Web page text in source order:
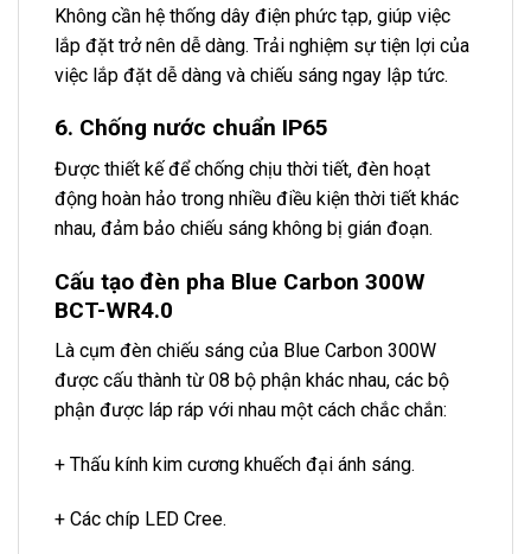
Không cần hệ thống dây điện phức tạp, giúp việc
lắp đặt trở nên dễ dàng. Trải nghiệm sự tiện lợi của
việc lắp đặt dễ dàng và chiếu sáng ngay lập tức.
6. Chống nước chuẩn IP65
Được thiết kế để chống chịu thời tiết, đèn hoạt
động hoàn hảo trong nhiều điều kiện thời tiết khác
nhau, đảm bảo chiếu sáng không bị gián đoạn.
Cấu tạo đèn pha Blue Carbon 300W
BCT-WR4.0
Là cụm đèn chiếu sáng của Blue Carbon 300W
được cấu thành từ 08 bộ phận khác nhau, các bộ
phận được láp ráp với nhau một cách chắc chắn:
+ Thấu kính kim cương khuếch đại ánh sáng.
+ Các chíp LED Cree.